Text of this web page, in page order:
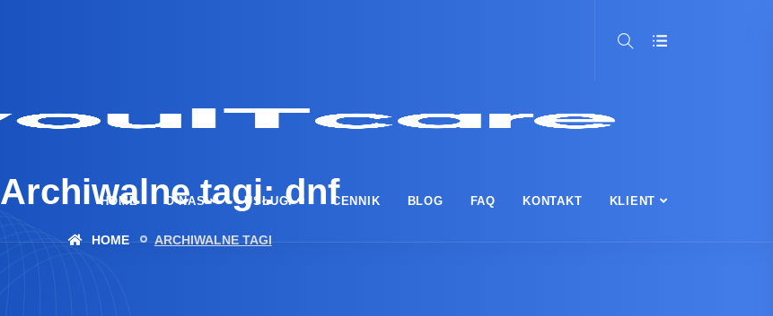
HOME O NAS USŁUGI CENNIK BLOG FAQ KONTAKT KLIENT
Archiwalne tagi: dnf
HOME ARCHIWALNE TAGI